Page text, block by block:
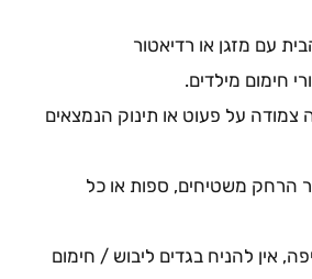
עם מזגן או רדיאטור
חימום מילדים.
על פעוט או תינוק הנמצאים
הרחק משטיחים, ספות או כל
אין להניח בגדים ליבוש / חימום